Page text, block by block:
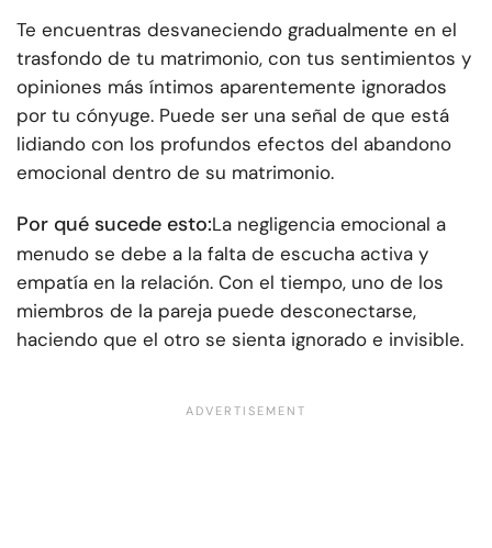
Te encuentras desvaneciendo gradualmente en el
trasfondo de tu matrimonio, con tus sentimientos y
opiniones más íntimos aparentemente ignorados
por tu cónyuge. Puede ser una señal de que está
lidiando con los profundos efectos del abandono
emocional dentro de su matrimonio.
Por qué sucede esto:La negligencia emocional a
menudo se debe a la falta de escucha activa y
empatía en la relación. Con el tiempo, uno de los
miembros de la pareja puede desconectarse,
haciendo que el otro se sienta ignorado e invisible.